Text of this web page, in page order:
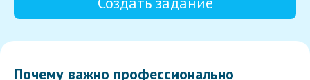
Почему важно профессионально